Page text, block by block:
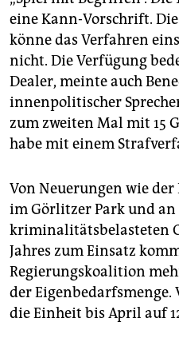
eine Kann-Vorschrift.
könne das Verfahren
nicht. Die Verfügung
Dealer, meinte auch
innenpolitischer
zum zweiten Mal mit 15
habe mit einem
Von Neuerungen wie
im Görlitzer Park und
kriminalitätsbelasteten
Jahres zum Einsatz
Regierungskoalition
der Eigenbedarfsmenge.
die Einheit bis April auf